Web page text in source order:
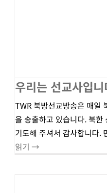
우리는 선교사입
TWR 북방선교방송은 매일
을 송출하고 있습니다. 북한
기도해 주셔서 감사합니다.
읽기 →